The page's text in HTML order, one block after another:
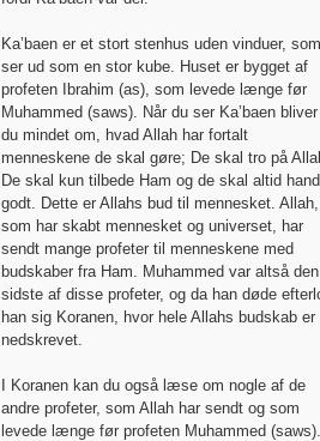
Ka’baen er et stort stenhus uden vinduer, som
ser ud som en stor kube. Huset er bygget af
profeten Ibrahim (as), som levede længe før
Muhammed (saws). Når du ser Ka’baen bliver
du mindet om, hvad Allah har fortalt
menneskene de skal gøre; De skal tro på
De skal kun tilbede Ham og de skal altid
godt. Dette er Allahs bud til mennesket. Allah,
som har skabt mennesket og universet, har
sendt mange profeter til menneskene med
budskaber fra Ham. Muhammed var altså den
sidste af disse profeter, og da han døde
han sig Koranen, hvor hele Allahs budskab er
nedskrevet.
I Koranen kan du også læse om nogle af de
andre profeter, som Allah har sendt og som
levede længe før profeten Muhammed (saws).